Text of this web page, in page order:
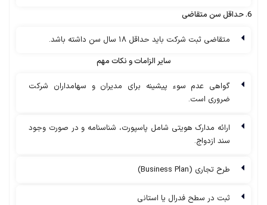
6. حداقل سن متقاضی
متقاضی ثبت شرکت باید حداقل ۱۸ سال سن داشته باشد.
سایر الزامات و نکات مهم
گواهی عدم سوء پیشینه برای مدیران و سهامداران شرکت
ضروری است.
ارائه مدارک هویتی شامل پاسپورت، شناسنامه و در صورت وجود
سند ازدواج.
طرح تجاری (Business Plan)
ثبت در سطح فدرال یا استانی